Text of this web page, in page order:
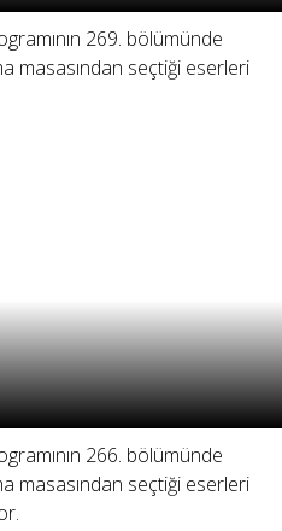
269. bölümünde
masasından seçtiği eserleri
266. bölümünde
masasından seçtiği eserleri